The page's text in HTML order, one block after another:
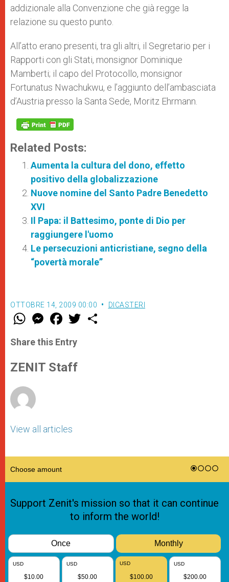
addizionale alla Convenzione che già regge la
relazione su questo punto.
All’atto erano presenti, tra gli altri, il Segretario per i
Rapporti con gli Stati, monsignor Dominique
Mamberti; il capo del Protocollo, monsignor
Fortunatus Nwachukwu, e l’aggiunto dell’ambasciata
d’Austria presso la Santa Sede, Moritz Ehrmann.
Related Posts:
Aumenta la cultura del dono, effetto
positivo della globalizzazione
Nuove nomine del Santo Padre Benedetto
XVI
Il Papa: il Battesimo, ponte di Dio per
raggiungere l'uomo
Le persecuzioni anticristiane, segno della
“povertà morale”
OTTOBRE 14, 2009 00:00 DICASTERI
W
t
s
p
p
M
e
s
e
g
e
F
a
e
b
o
k
w
Share this Entry
ZENIT Staff
View all articles